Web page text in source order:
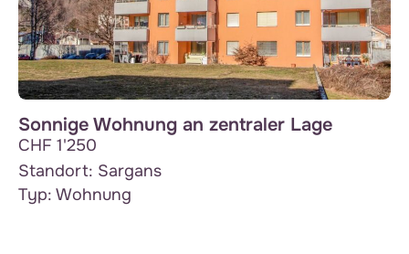
Sonnige Wohnung an zentraler Lage
CHF 1'250
Standort: Sargans
Typ: Wohnung